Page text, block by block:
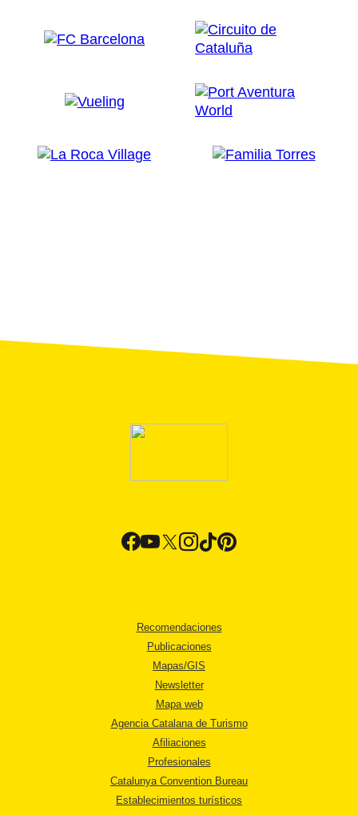
Recomendaciones
Publicaciones
Mapas/GIS
Newsletter
Mapa web
Agencia Catalana de Turismo
Afiliaciones
Profesionales
Catalunya Convention Bureau
Establecimientos turísticos